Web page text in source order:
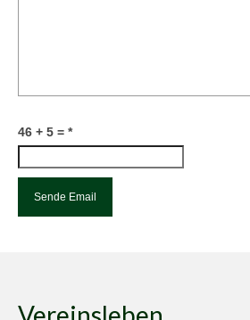
46 + 5 = *